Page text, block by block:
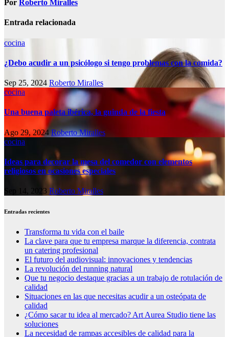
Por Roberto Miralles
Entrada relacionada
cocina
¿Debo acudir a un psicólogo si tengo problemas con la comida?
Sep 25, 2024 Roberto Miralles
cocina
Una buena paleta ibérica, la guinda de la fiesta
Ago 29, 2024Roberto Miralles
cocina
Ideas para decorar la mesa del comedor con elementos
religiosos en ocasiones especiales
Sep 14, 2023 Roberto Miralles
Entradas recientes
Transforma tu vida con el baile
La clave para que tu empresa marque la diferencia, contrata
un catering profesional
El futuro del audiovisual: innovaciones y tendencias
La revolución del running natural
Que tu negocio destaque gracias a un trabajo de rotulación de
calidad
Situaciones en las que necesitas acudir a un osteópata de
calidad
¿Cómo sacar tu idea al mercado? Art Aurea Studio tiene las
soluciones
La necesidad de rampas accesibles de calidad para la